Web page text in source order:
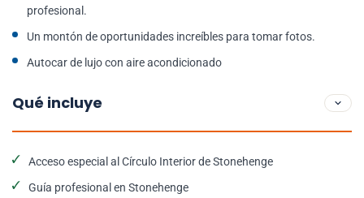
profesional.
Un montón de oportunidades increíbles para tomar fotos.
Autocar de lujo con aire acondicionado
Qué incluye
Acceso especial al Círculo Interior de Stonehenge
Guía profesional en Stonehenge